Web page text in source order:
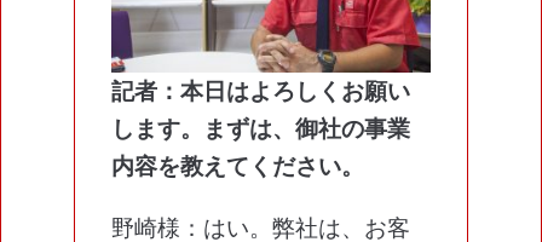
記者：本日はよろしくお願い
します。まずは、御社の事業
内容を教えてください。
野崎様：はい。弊社は、お客